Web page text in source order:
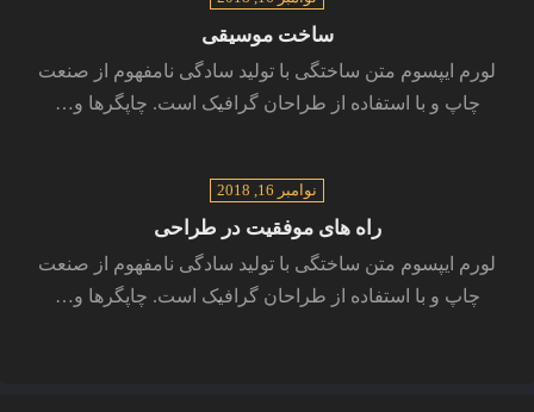
ساخت موسیقی
لورم ایپسوم متن ساختگی با تولید سادگی نامفهوم از صنعت
چاپ و با استفاده از طراحان گرافیک است. چاپگرها و…
نوامبر 16, 2018
راه های موفقیت در طراحی
لورم ایپسوم متن ساختگی با تولید سادگی نامفهوم از صنعت
چاپ و با استفاده از طراحان گرافیک است. چاپگرها و…